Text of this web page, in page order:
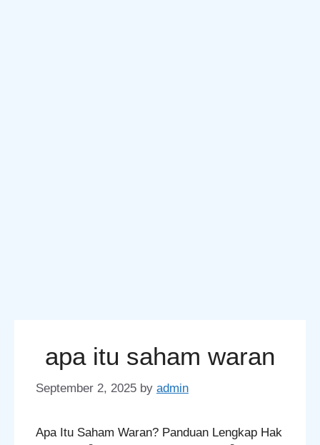
apa itu saham waran
September 2, 2025 by admin
Apa Itu Saham Waran? Panduan Lengkap Hak